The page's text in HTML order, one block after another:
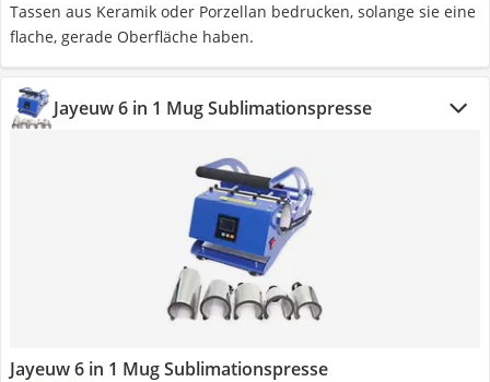
Tassen aus Keramik oder Porzellan bedrucken, solange sie eine
flache, gerade Oberfläche haben.
Jayeuw 6 in 1 Mug Sublimationspresse
Jayeuw 6 in 1 Mug Sublimationspresse